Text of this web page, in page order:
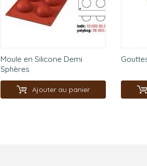
Moule en Silicone Demi
Sphères
Ajouter au panier